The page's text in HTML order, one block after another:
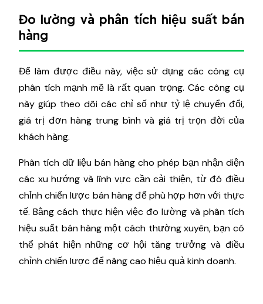
Đo lường và phân tích hiệu suất bán
hàng
Để làm được điều này, việc sử dụng các công cụ
phân tích mạnh mẽ là rất quan trọng. Các công cụ
này giúp theo dõi các chỉ số như tỷ lệ chuyển đổi,
giá trị đơn hàng trung bình và giá trị trọn đời của
khách hàng.
Phân tích dữ liệu bán hàng cho phép bạn nhận diện
các xu hướng và lĩnh vực cần cải thiện, từ đó điều
chỉnh chiến lược bán hàng để phù hợp hơn với thực
tế. Bằng cách thực hiện việc đo lường và phân tích
hiệu suất bán hàng một cách thường xuyên, bạn có
thể phát hiện những cơ hội tăng trưởng và điều
chỉnh chiến lược để nâng cao hiệu quả kinh doanh.